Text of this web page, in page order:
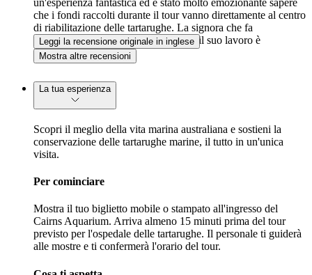
un'esperienza fantastica ed è stato molto emozionante sapere
che i fondi raccolti durante il tour vanno direttamente al centro
di riabilitazione delle tartarughe. La signora che fa
volontariato lì è molto appassionata e il suo lavoro è
straordinario!
Leggi la recensione originale in inglese
Mostra altre recensioni
La tua esperienza
Scopri il meglio della vita marina australiana e sostieni la
conservazione delle tartarughe marine, il tutto in un'unica
visita.
Per cominciare
Mostra il tuo biglietto mobile o stampato all'ingresso del
Cairns Aquarium. Arriva almeno 15 minuti prima del tour
previsto per l'ospedale delle tartarughe. Il personale ti guiderà
alle mostre e ti confermerà l'orario del tour.